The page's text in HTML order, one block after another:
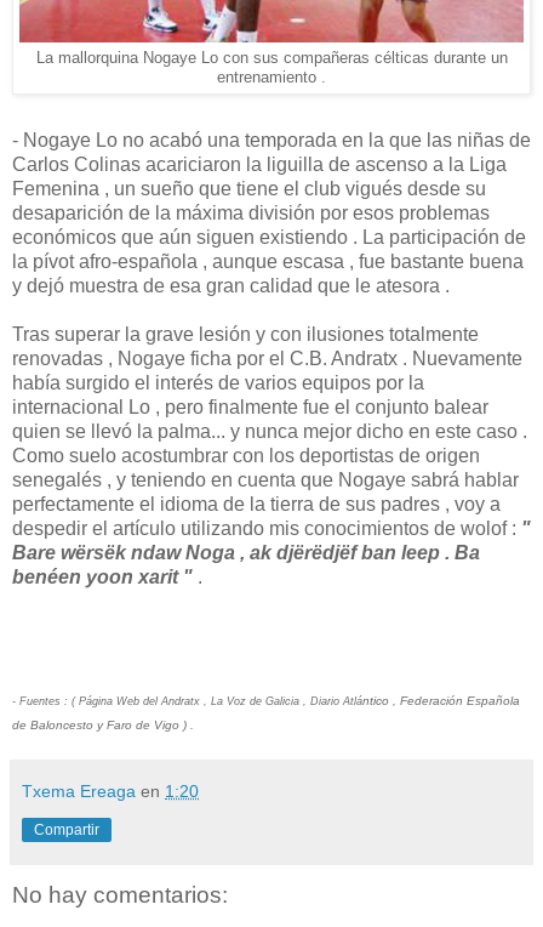
La mallorquina Nogaye Lo con sus compañeras célticas durante un
entrenamiento .
- Nogaye Lo no acabó una temporada en la que las niñas de
Carlos Colinas acariciaron la liguilla de ascenso a la Liga
Femenina , un sueño que tiene el club vigués desde su
desaparición de la máxima división por esos problemas
económicos que aún siguen existiendo . La participación de
la pívot afro-española , aunque escasa , fue bastante buena
y dejó muestra de esa gran calidad que le atesora .
Tras superar la grave lesión y con ilusiones totalmente
renovadas , Nogaye ficha por el C.B. Andratx . Nuevamente
había surgido el interés de varios equipos por la
internacional Lo , pero finalmente fue el conjunto balear
quien se llevó la palma... y nunca mejor dicho en este caso .
Como suelo acostumbrar con los deportistas de origen
senegalés , y teniendo en cuenta que Nogaye sabrá hablar
perfectamente el idioma de la tierra de sus padres , voy a
despedir el artículo utilizando mis conocimientos de wolof : "
Bare wërsëk ndaw Noga , ak djërëdjëf ban leep . Ba
benéen yoon xarit " .
- Fuentes : ( Página Web del Andratx , La Voz de Galicia , Diario Atlántico , Federación Española
de Baloncesto y Faro de Vigo ) .
Txema Ereaga en 1:20
Compartir
No hay comentarios: